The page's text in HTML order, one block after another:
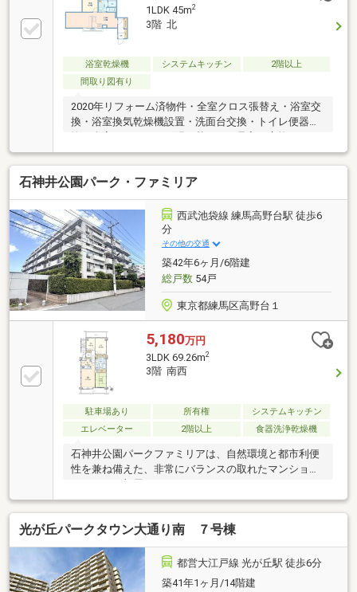
せください！
1LDK 45m2
3階 北
浴室乾燥機 システムキッチン
2階以上
間取り図有り
2020年リフォーム済物件・全室クロス張替え・浴室交
換・浴室換気乾燥機設置・洗面台交換・トイレ便器交
ーゼット新規設置・ガスコンロ交換・クッションフロ
ア交換・建具交換・TVモニター付インターフォン設置
石神井公園パーク・ファミリア
西武池袋線 練馬高野台駅 徒歩6
分
その他の交通
築42年6ヶ月/6階建
総戸数54戸
東京都練馬区高野台１
5,180万円
3LDK 69.26m2
3階 南西
駐車場あり 所有権
システムキッチン
エレベーター
2階以上 食器洗浄乾燥機
石神井公園パークファミリアは、自然環境と都市利便
性を兼ね備えた、非常にバランスの取れたマンション
です。＿お部屋＿＿＿＿＿＿＿＿＿＿＿＿＿＿＿＿＿
＿＿＿＿＿＿＿＿＿◆3階部分 南西向き◆リビングの
様子が伺えるカウンターキッチン◆広々とした洗面所
◆1216サイズの浴室◆各部屋収納あり＿マンション＿
＿＿＿＿＿＿＿＿＿＿＿＿＿＿＿＿＿＿＿＿＿＿＿◆
三井不動産×三井物産の旧分譲、 三井建設施工とい
う信頼性の高いマンション◆2022年大規模修繕工事実
光が丘パークタウン大通り南 ７号棟
都営大江戸線 光が丘駅 徒歩6分
築41年1ヶ月/14階建